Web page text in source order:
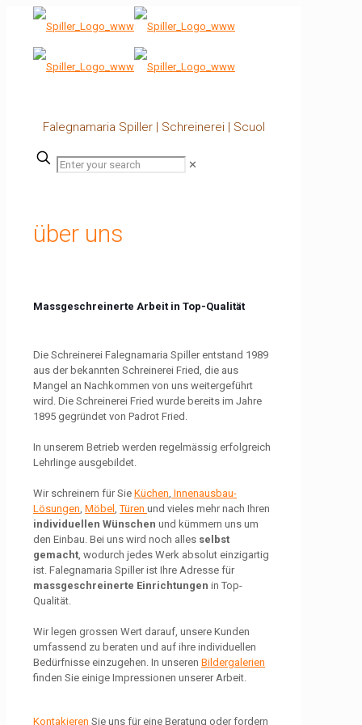
Falegnamaria Spiller | Schreinerei | Scuol
✕
über uns
Massgeschreinerte Arbeit in Top-Qualität
Die Schreinerei Falegnamaria Spiller entstand 1989
aus der bekannten Schreinerei Fried, die aus
Mangel an Nachkommen von uns weitergeführt
wird. Die Schreinerei Fried wurde bereits im Jahre
1895 gegründet von Padrot Fried.
In unserem Betrieb werden regelmässig erfolgreich
Lehrlinge ausgebildet.
Wir schreinern für Sie Küchen, Innenausbau-
Lösungen, Möbel ,Türen und vieles mehr nach Ihren
individuellen Wünschen und kümmern uns um
den Einbau. Bei uns wird noch alles selbst
gemacht, wodurch jedes Werk absolut einzigartig
ist. Falegnamaria Spiller ist Ihre Adresse für
massgeschreinerte Einrichtungen in Top-
Qualität.
Wir legen grossen Wert darauf, unsere Kunden
umfassend zu beraten und auf ihre individuellen
Bedürfnisse einzugehen. In unseren Bildergalerien
finden Sie einige Impressionen unserer Arbeit.
Kontakieren Sie uns für eine Beratung oder fordern